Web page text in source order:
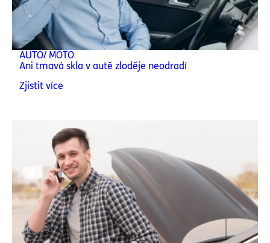
AUTO/ MOTO
Ani tmavá skla v autě zloděje neodradí
Zjistit více